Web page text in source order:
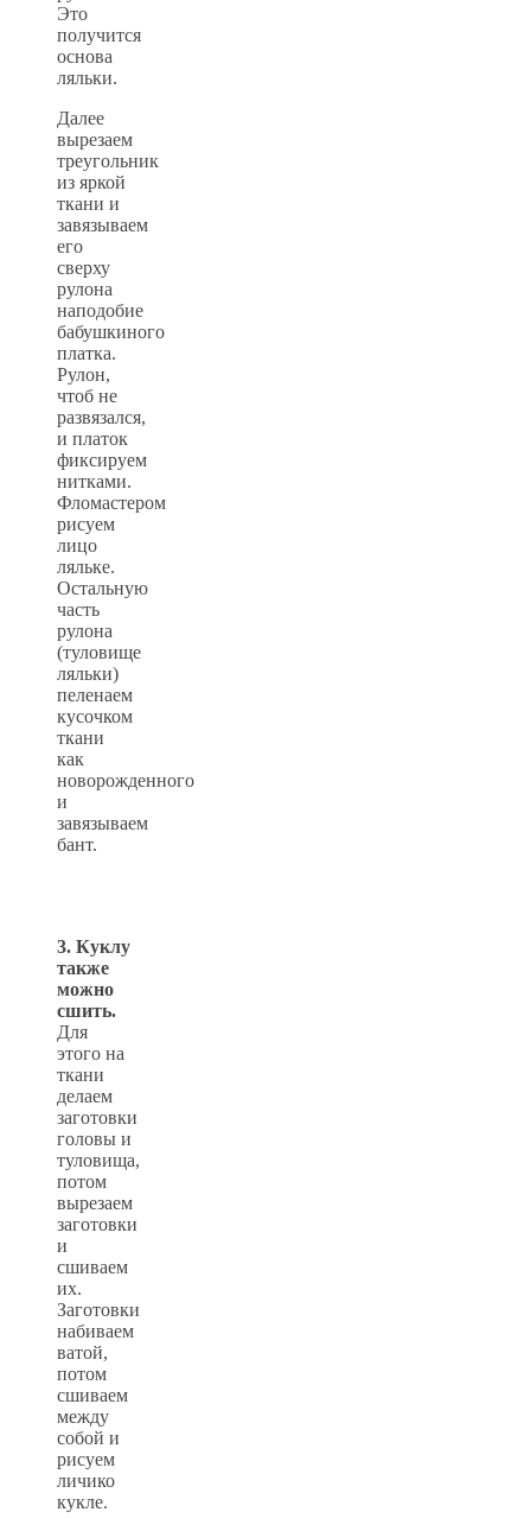
Это
получится
основа
ляльки.
Далее
вырезаем
треугольник
из яркой
ткани и
завязываем
его
сверху
рулона
наподобие
бабушкиного
платка.
Рулон,
чтоб не
развязался,
и платок
фиксируем
нитками.
Фломастером
рисуем
лицо
ляльке.
Остальную
часть
рулона
(туловище
ляльки)
пеленаем
кусочком
ткани
как
новорожденного
и
завязываем
бант.
3. Куклу
также
можно
сшить.
Для
этого на
ткани
делаем
заготовки
головы и
туловища,
потом
вырезаем
заготовки
и
сшиваем
их.
Заготовки
набиваем
ватой,
потом
сшиваем
между
собой и
рисуем
личико
кукле.